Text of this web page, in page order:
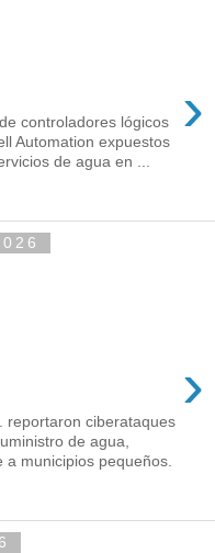
›
controladores lógicos
Automation expuestos
de agua en ...
›
reportaron ciberataques
de agua,
municipios pequeños.